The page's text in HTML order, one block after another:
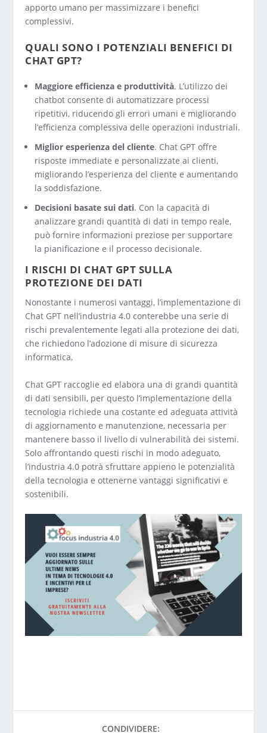
apporto umano per massimizzare i benefici
complessivi.
QUALI SONO I POTENZIALI BENEFICI DI
CHAT GPT?
Maggiore efficienza e produttività. L’utilizzo dei
chatbot consente di automatizzare processi
ripetitivi, riducendo gli errori umani e migliorando
l’efficienza complessiva delle operazioni industriali.
Miglior esperienza del cliente. Chat GPT offre
risposte immediate e personalizzate ai clienti,
migliorando l’esperienza del cliente e aumentando
la soddisfazione.
Decisioni basate sui dati. Con la capacità di
analizzare grandi quantità di dati in tempo reale,
può fornire informazioni preziose per supportare
la pianificazione e il processo decisionale.
I RISCHI DI CHAT GPT SULLA
PROTEZIONE DEI DATI
Nonostante i numerosi vantaggi, l’implementazione di
Chat GPT nell’industria 4.0 conterebbe una serie di
rischi prevalentemente legati alla protezione dei dati,
che richiedono l’adozione di misure di sicurezza
informatica.
Chat GPT raccoglie ed elabora una di grandi quantità
di dati sensibili, per questo l’implementazione della
tecnologia richiede una costante ed adeguata attività
di aggiornamento e manutenzione, necessaria per
mantenere basso il livello di vulnerabilità dei sistemi.
Solo affrontando questi rischi in modo adeguato,
l’industria 4.0 potrà sfruttare appieno le potenzialità
della tecnologia e ottenerne vantaggi significativi e
sostenibili.
CONDIVIDERE: